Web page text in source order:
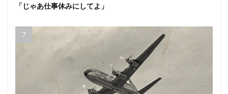
「じゃあ仕事休みにしてよ」